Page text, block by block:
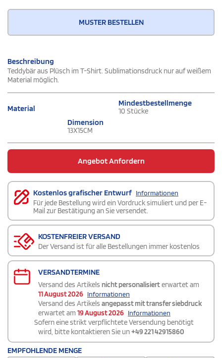
MUSTER BESTELLEN
Beschreibung
Teddybär aus Plüsch im T-Shirt. Sublimationsdruck nur auf weißem
Material möglich.
Material
Mindestbestellmenge
10 Stücke
Dimension
13X15CM
Angebot Anfordern
Kostenlos grafischer Entwurf Informationen
Für jede Bestellung wird ein Vordruck simuliert und per E-
Mail zur Bestätigung an Sie versendet.
KOSTENFREIER VERSAND
Der Versand ist für alle Bestellungen immer kostenlos
VERSANDTERMINE
Versand des Artikels nicht personalisierterwartet am
11 August 2026 Informationen
Versand des Artikels angepasst mit transfer siebdruck
erwartet am 19 August 2026 Informationen
Sofern eine strikt verpflichtete Versendung benötigt
wird, bitte kontaktieren Sie un+49 221 42915860
EMPFOHLENDE MENGE